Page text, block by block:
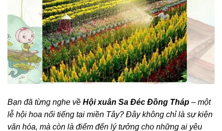
Bạn đã từng nghe về Hội xuân Sa Đéc Đồng Tháp – một
lễ hội hoa nổi tiếng tại miền Tây? Đây không chỉ là sự kiện
văn hóa, mà còn là điểm đến lý tưởng cho những ai yêu